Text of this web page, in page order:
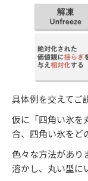
具体例を交えてご
仮に「四角い氷を
合、四角い氷をど
色々な方法があり
溶かし、丸い型に